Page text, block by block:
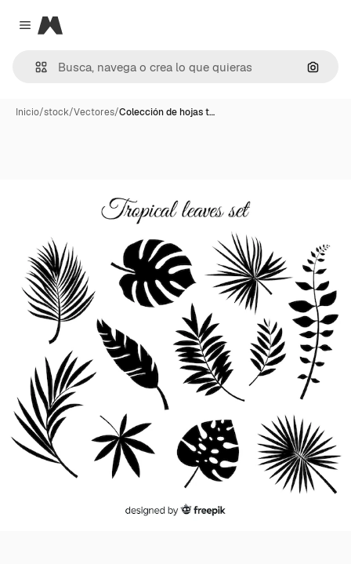
Close menu
Magnific
Inicio/stock/Vectores/Colección de hojas t…